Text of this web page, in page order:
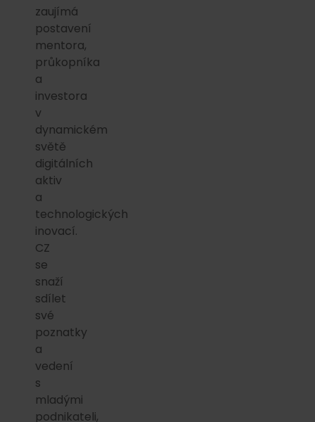
zaujímá
postavení
mentora,
průkopníka
a
investora
v
dynamickém
světě
digitálních
aktiv
a
technologických
inovací.
CZ
se
snaží
sdílet
své
poznatky
a
vedení
s
mladými
podnikateli,